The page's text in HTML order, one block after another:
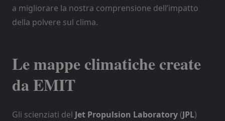
a migliorare la nostra comprensione dell’impatto
della polvere sul clima.
Le mappe climatiche create
da EMIT
Gli scienziati del Jet Propulsion Laboratory(JPL)